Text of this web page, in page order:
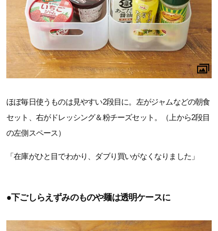
ほぼ毎日使うものは見やすい2段目に。左がジャムなどの朝食
セット、右がドレッシング＆粉チーズセット。（上から2段目
の左側スペース）
「在庫がひと目でわかり、ダブり買いがなくなりました」
●下ごしらえずみのものや麺は透明ケースに